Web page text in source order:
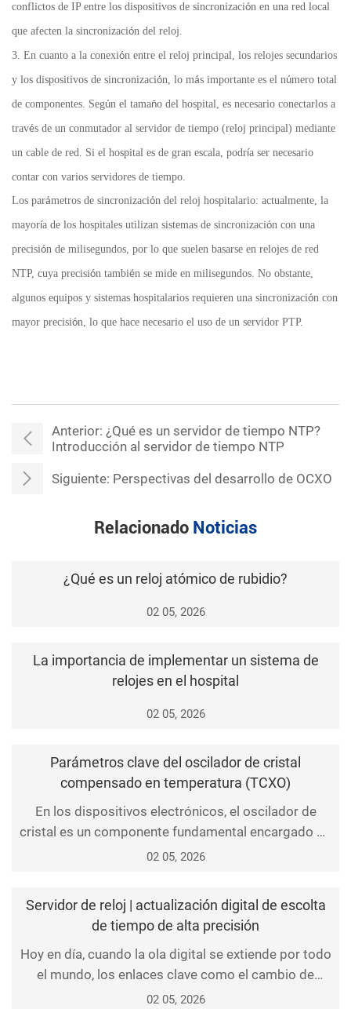
conflictos de IP entre los dispositivos de sincronización en una red local
que afecten la sincronización del reloj.
3. En cuanto a la conexión entre el reloj principal, los relojes secundarios
y los dispositivos de sincronización, lo más importante es el número total
de componentes. Según el tamaño del hospital, es necesario conectarlos a
través de un conmutador al servidor de tiempo (reloj principal) mediante
un cable de red. Si el hospital es de gran escala, podría ser necesario
contar con varios servidores de tiempo.
Los parámetros de sincronización del reloj hospitalario: actualmente, la
mayoría de los hospitales utilizan sistemas de sincronización con una
precisión de milisegundos, por lo que suelen basarse en relojes de red
NTP, cuya precisión también se mide en milisegundos. No obstante,
algunos equipos y sistemas hospitalarios requieren una sincronización con
mayor precisión, lo que hace necesario el uso de un servidor PTP.
Anterior: ¿Qué es un servidor de tiempo NTP?
Introducción al servidor de tiempo NTP
Siguiente: Perspectivas del desarrollo de OCXO
Relacionado Noticias
¿Qué es un reloj atómico de rubidio?
02 05, 2026
La importancia de implementar un sistema de
relojes en el hospital
02 05, 2026
Parámetros clave del oscilador de cristal
compensado en temperatura (TCXO)
En los dispositivos electrónicos, el oscilador de
cristal es un componente fundamental encargado de
generar señales de frecuencia estables. Entre ellos,
superiores, ya que puede ajustar automáticamente
su frecuencia para adaptarse a las variaciones de
02 05, 2026
Servidor de reloj | actualización digital de escolta
de tiempo de alta precisión
Hoy en día, cuando la ola digital se extiende por todo
el mundo, los enlaces clave como el cambio de
estaciones base de comunicación, la protección del
02 05, 2026